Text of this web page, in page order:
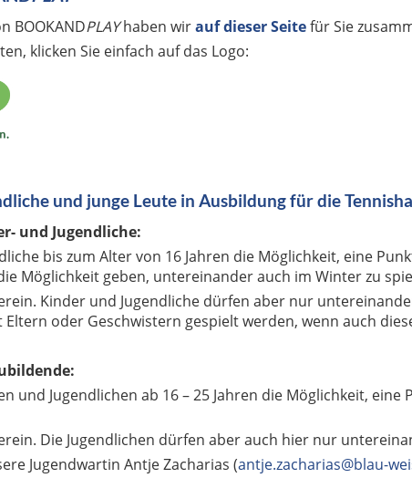
BOOKANDPLAYhaben wirauf dieser Seitefür Sie
klicken Sie einfach auf das Logo:
und junge Leute in Ausbildung für die
und Jugendliche:
bis zum Alter von 16 Jahren die Möglichkeit, eine
Möglichkeit geben, untereinander auch im Winter zu
Kinder und Jugendliche dürfen aber nur
oder Geschwistern gespielt werden, wenn auch
und Jugendlichen ab 16 – 25 Jahren die Möglichkeit,
Die Jugendlichen dürfen aber auch hier nur
Jugendwartin Antje Zacharias (antje.zacharias@blau-